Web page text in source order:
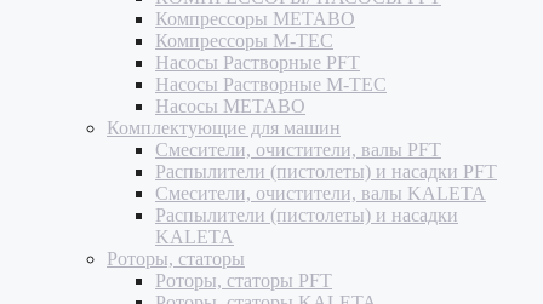
Компрессоры METABO
Компрессоры M-TEC
Насосы Растворные PFT
Насосы Растворные M-TEC
Насосы METABO
Комплектующие для машин
Смесители, очистители, валы PFT
Распылители (пистолеты) и насадки PFT
Смесители, очистители, валы KALETA
Распылители (пистолеты) и насадки
KALETA
Роторы, статоры
Роторы, статоры PFT